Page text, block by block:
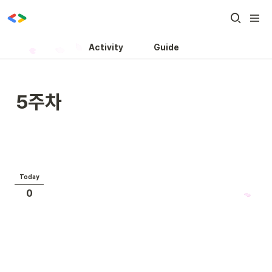
Activity Guide
5주차
Today
0